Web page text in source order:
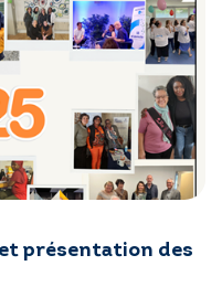
présentation des